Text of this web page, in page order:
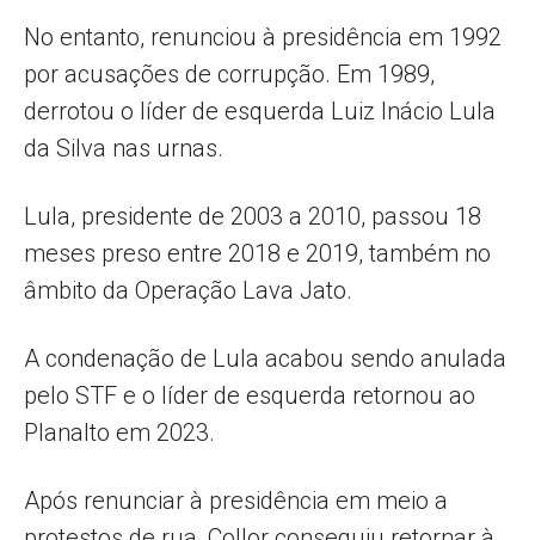
No entanto, renunciou à presidência em 1992
por acusações de corrupção. Em 1989,
derrotou o líder de esquerda Luiz Inácio Lula
da Silva nas urnas.
Lula, presidente de 2003 a 2010, passou 18
meses preso entre 2018 e 2019, também no
âmbito da Operação Lava Jato.
A condenação de Lula acabou sendo anulada
pelo STF e o líder de esquerda retornou ao
Planalto em 2023.
Após renunciar à presidência em meio a